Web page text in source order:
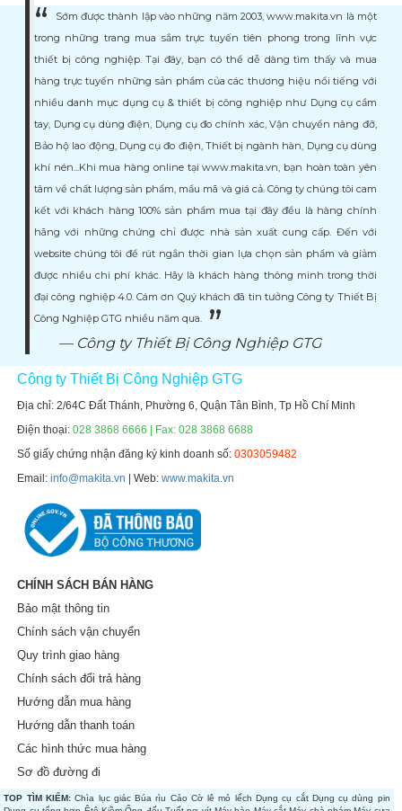
Sớm được thành lập vào những năm 2003, www.makita.vn là một
trong những trang mua sắm trực tuyến tiên phong trong lĩnh vực
thiết bị công nghiệp. Tại đây, bạn có thể dễ dàng tìm thấy và mua
hàng trực tuyến những sản phẩm của các thương hiệu nổi tiếng với
nhiều danh mục dụng cụ & thiết bị công nghiệp như Dụng cụ cầm
tay, Dụng cụ dùng điện, Dụng cụ đo chính xác, Vận chuyển nâng đỡ,
Bảo hộ lao động, Dụng cụ đo điện, Thiết bị ngành hàn, Dụng cụ dùng
khí nén...Khi mua hàng online tại www.makita.vn, bạn hoàn toàn yên
tâm về chất lượng sản phẩm, mẩu mã và giá cả. Công ty chúng tôi cam
kết với khách hàng 100% sản phẩm mua tại đây đều là hàng chính
hãng với những chứng chỉ được nhà sản xuất cung cấp. Đến với
website chúng tôi để rút ngắn thời gian lựa chọn sản phẩm và giảm
được nhiều chi phí khác. Hãy là khách hàng thông minh trong thời
đại công nghiệp 4.0. Cám ơn Quý khách đã tin tưởng Công ty Thiết Bị
Công Nghiệp GTG nhiều năm qua.
Công ty Thiết Bị Công Nghiệp GTG
Công ty Thiết Bị Công Nghiệp GTG
Địa chỉ: 2/64C Đất Thánh, Phường 6, Quận Tân Bình, Tp Hồ Chí Minh
Điện thoại:028 3868 6666 | Fax: 028 3868 6688
Số giấy chứng nhận đăng ký kinh doanh số:0303059482
Email:info@makita.vn | Web:www.makita.vn
CHÍNH SÁCH BÁN HÀNG
Bảo mật thông tin
Chính sách vận chuyển
Quy trình giao hàng
Chính sách đổi trả hàng
Hướng dẫn mua hàng
Hướng dẫn thanh toán
Các hình thức mua hàng
Sơ đồ đường đi
TOP TÌM KIẾM:Chìa lục giác Búa rìu Cảo Cờ lê mỏ lếch Dụng cụ cắt Dụng cụ dùng pin